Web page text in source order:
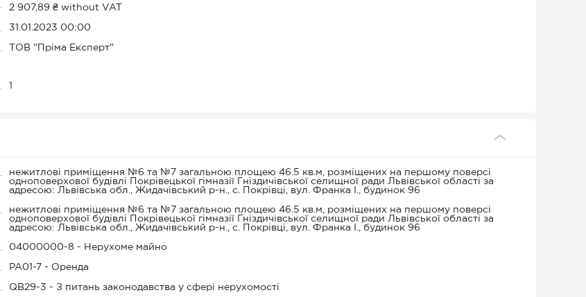
2 907,89 ₴ without VAT
31.01.2023 00:00
ТОВ "Пріма Експерт"
1
нежитлові приміщення №6 та №7 загальною площею 46.5 кв.м, розміщених на першому поверсі
одноповерхової будівлі Покрівецької гімназії Гніздичівської селищної ради Львівської області за
адресою: Львівська обл., Жидачівський р-н., с. Покрівці, вул. Франка І., будинок 96
нежитлові приміщення №6 та №7 загальною площею 46.5 кв.м, розміщених на першому поверсі
одноповерхової будівлі Покрівецької гімназії Гніздичівської селищної ради Львівської області за
адресою: Львівська обл., Жидачівський р-н., с. Покрівці, вул. Франка І., будинок 96
04000000-8 - Нерухоме майно
PA01-7 - Оренда
QB29-3 - З питань законодавства у сфері нерухомості